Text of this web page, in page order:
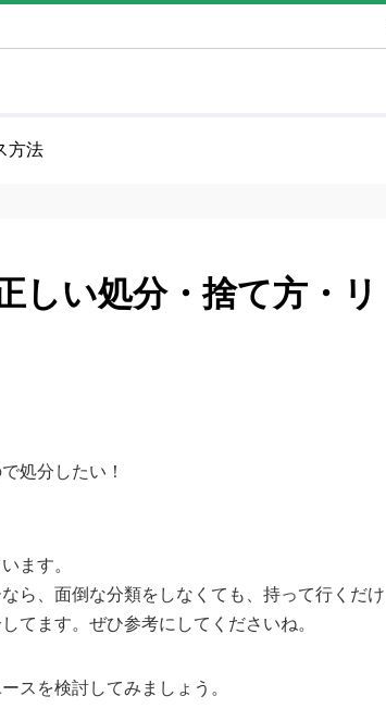
方法
しい処分・捨て方・リ
処分したい！
ます。
ら、面倒な分類をしなくても、持って行くだけ
てます。ぜひ参考にしてくださいね。
スを検討してみましょう。